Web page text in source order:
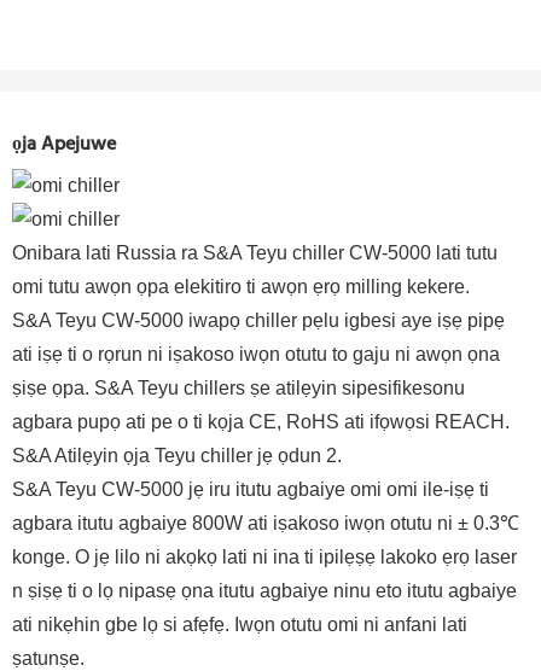
ọja Apejuwe
Onibara lati Russia ra S&A Teyu chiller CW-5000 lati tutu
omi tutu awọn ọpa elekitiro ti awọn ẹrọ milling kekere.
S&A Teyu CW-5000 iwapọ chiller pẹlu igbesi aye iṣẹ pipẹ
ati iṣẹ ti o rọrun ni iṣakoso iwọn otutu to gaju ni awọn ọna
ṣiṣe ọpa. S&A Teyu chillers ṣe atilẹyin sipesifikesonu
agbara pupọ ati pe o ti kọja CE, RoHS ati ifọwọsi REACH.
S&A Atilẹyin ọja Teyu chiller jẹ ọdun 2.
S&A Teyu CW-5000 jẹ iru itutu agbaiye omi omi ile-iṣẹ ti
agbara itutu agbaiye 800W ati iṣakoso iwọn otutu ni ± 0.3℃
konge. O jẹ lilo ni akọkọ lati ni ina ti ipilẹṣẹ lakoko ẹrọ laser
n ṣiṣẹ ti o lọ nipasẹ ọna itutu agbaiye ninu eto itutu agbaiye
ati nikẹhin gbe lọ si afẹfẹ. Iwọn otutu omi ni anfani lati
ṣatunṣe.